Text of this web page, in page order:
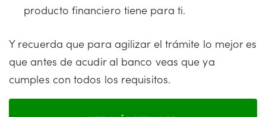
producto financiero tiene para ti.
Y recuerda que para agilizar el trámite lo mejor es
que antes de acudir al banco veas que ya
cumples con todos los requisitos.